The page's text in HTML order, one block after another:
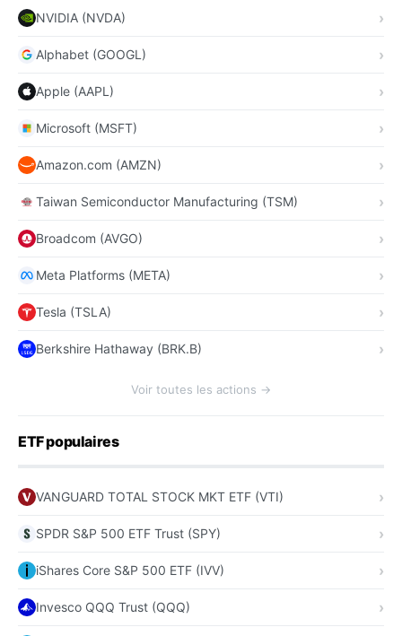
NVIDIA (NVDA)
Alphabet (GOOGL)
Apple (AAPL)
Microsoft (MSFT)
Amazon.com (AMZN)
Taiwan Semiconductor Manufacturing (TSM)
Broadcom (AVGO)
Meta Platforms (META)
Tesla (TSLA)
Berkshire Hathaway (BRK.B)
Voir toutes les actions →
ETF populaires
VANGUARD TOTAL STOCK MKT ETF (VTI)
SPDR S&P 500 ETF Trust (SPY)
iShares Core S&P 500 ETF (IVV)
Invesco QQQ Trust (QQQ)